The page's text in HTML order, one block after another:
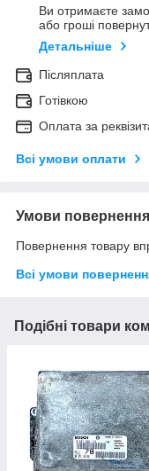
Ви отримаєте
або гроші
Детальніше
Післяплата
Готівкою
Оплата за
Всі умови оплати
Умови повернення
Повернення товару
Всі умови
Подібні товари